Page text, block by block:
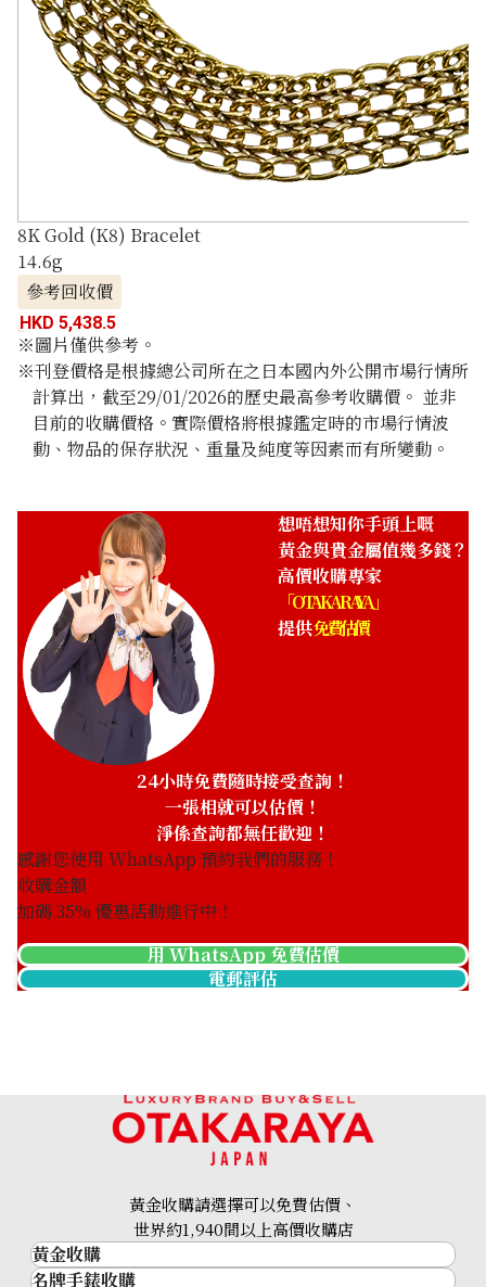
8K Gold (K8) Bracelet
14.6g
參考回收價
HKD 5,438.5
※圖片僅供參考。
※刊登價格是根據總公司所在之日本國內外公開市場行情所
計算出，截至29/01/2026的歷史最高參考收購價。 並非
目前的收購價格。實際價格將根據鑑定時的市場行情波
動、物品的保存狀況、重量及純度等因素而有所變動。
想唔想知你手頭上嘅
黃金與貴金屬值幾多錢？
高價收購專家
「OTAKARAYA」
提供免費估價
24小時免費隨時接受查詢！
一張相就可以估價！
淨係查詢都無任歡迎！
感謝您使用 WhatsApp 預約我們的服務！
收購金額
加碼35% 優惠活動進行中！
用 WhatsApp 免費估價
電郵評估
黃金收購請選擇可以免費估價、
世界約1,940間以上高價收購店
黃金收購
黃金･金條
名牌手錶收購